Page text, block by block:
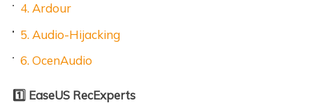
4. Ardour
5. Audio-Hijacking
6. OcenAudio
1️⃣ EaseUS RecExperts